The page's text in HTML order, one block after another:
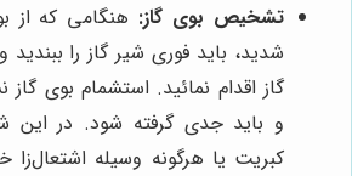
تشخیص بوی گاز: هنگامی که از
شدید، باید فوری شیر گاز را
گاز اقدام نمائید. استشمام بوی
و باید جدی گرفته شود. در این
کبریت یا هرگونه وسیله اشتعال‌زا